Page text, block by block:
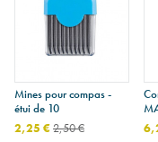
Mines pour compas -
étui de 10
2,25 €2,50 €